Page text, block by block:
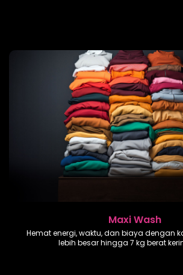
Maxi Wash
Hemat energi, waktu, dan biaya dengan
lebih besar hingga 7 kg berat